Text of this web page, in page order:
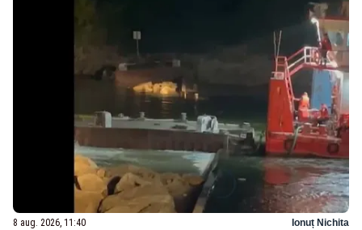
8 aug. 2026, 11:40 Ionuț Nichita